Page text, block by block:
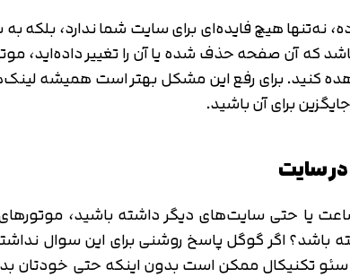
نه‌تنها هیچ فایده‌ای برای سایت شما ندارد، بلکه
که آن صفحه حذف شده یا آن را تغییر داده‌اید،
برای آن باشید.
حتی سایت‌های دیگر داشته باشید، موتورهای
باشد؟ اگر گوگل پاسخ روشنی برای این سوال